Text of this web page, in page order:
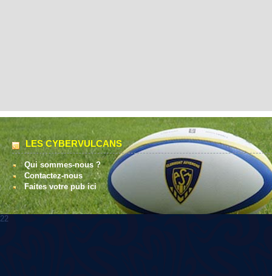
LES CYBERVULCANS
Qui sommes-nous ?
Contactez-nous
Faites votre pub ici
22